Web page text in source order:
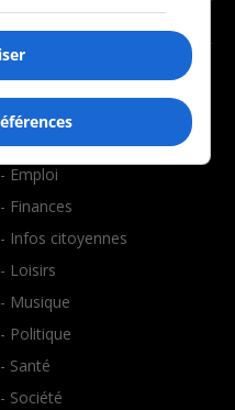
BALADOS
- Affaires
- Art de vivre
- Bien-être
- Emploi
- Finances
- Infos citoyennes
- Loisirs
- Musique
- Politique
- Santé
- Société